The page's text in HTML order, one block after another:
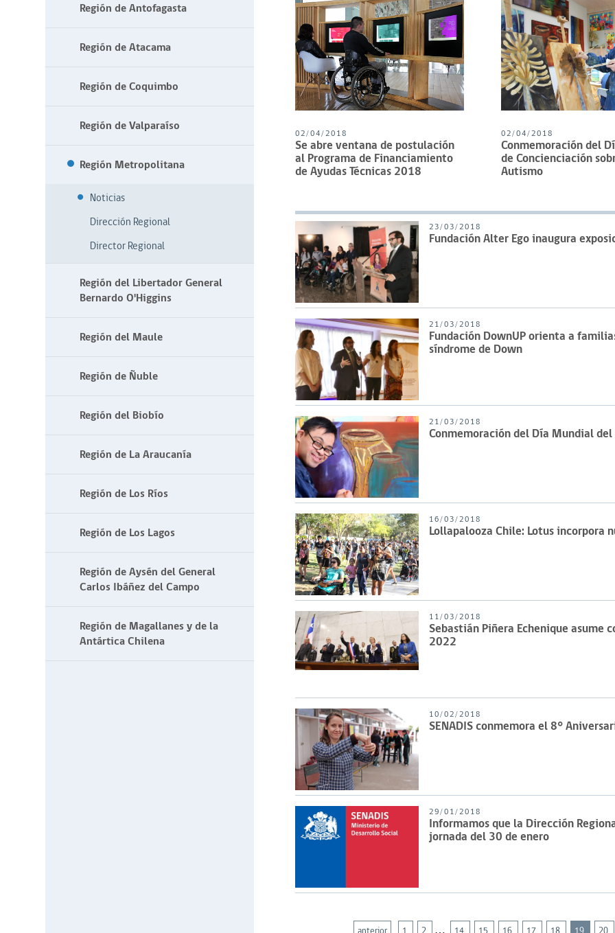
Región de Antofagasta
Región de Atacama
Región de Coquimbo
Región de Valparaíso
Región Metropolitana
Noticias
Dirección Regional
Director Regional
Región del Libertador General
Bernardo O'Higgins
Región del Maule
Región de Ñuble
Región del Biobío
Región de La Araucanía
Región de Los Ríos
Región de Los Lagos
Región de Aysén del General
Carlos Ibáñez del Campo
Región de Magallanes y de la
Antártica Chilena
02/04/2018
Se abre ventana de postulación
al Programa de Financiamiento
de Ayudas Técnicas 2018
02/04/2018
Conmemoración del
de Concienciación
Autismo
23/03/2018
Fundación Alter Ego inaugura
21/03/2018
Fundación DownUP orienta a
síndrome de Down
21/03/2018
Conmemoración del Día Mundial
16/03/2018
Lollapalooza Chile: Lotus incorpora
11/03/2018
Sebastián Piñera Echenique asume
2022
10/02/2018
SENADIS conmemora el 8°
29/01/2018
Informamos que la Dirección
jornada del 30 de enero
…